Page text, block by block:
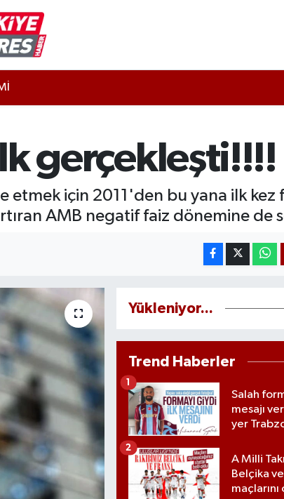
gerçekleşti!!!!
için 2011'den bu yana ilk kez
AMB negatif faiz dönemine de
Yükleniyor...
Trend Haberler
Salah
mesajı
yer
1
A Milli
Belçika
2